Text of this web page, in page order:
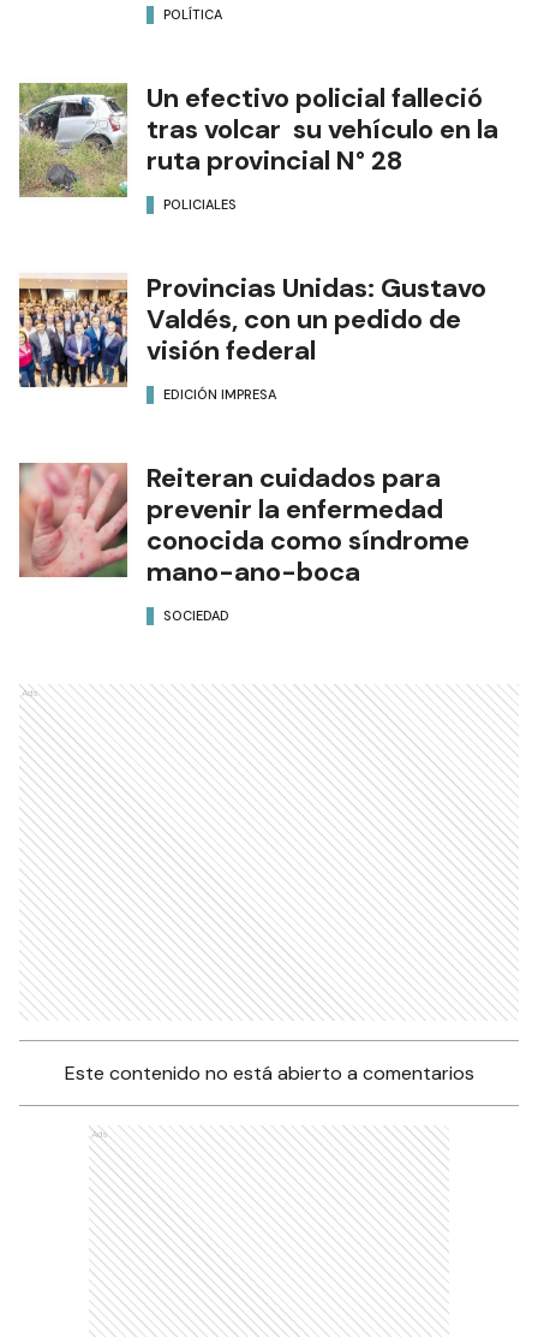
POLÍTICA
Un efectivo policial falleció
tras volcar su vehículo en la
ruta provincial N° 28
POLICIALES
Provincias Unidas: Gustavo
Valdés, con un pedido de
visión federal
EDICIÓN IMPRESA
Reiteran cuidados para
prevenir la enfermedad
conocida como síndrome
mano-ano-boca
SOCIEDAD
Ads
Este contenido no está abierto a comentarios
Ads